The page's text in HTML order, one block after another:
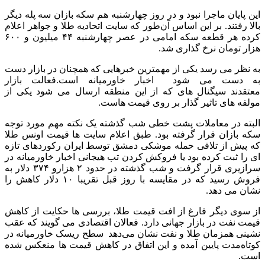
این پایان ماجرا نبود و در روز چهارشنبه هم سکه بازان سه پله دیگر
بالا رفتند. بر این اساس آن‌طور که سایت اتحادیه طلا و جواهر اعلام
کرده هر قطعه سکه امامی در عصر چهارشنبه ۴۴ میلیون و ۶۰۰
هزار تومان نرخ گذاری شد.
به نظر می رسد یکی از مهمترین خبرهایی که همچنان در بازار دست
به دست می شود اخبار خاورمیانه است.فعالت بازار
معتقدند سیگنال های که از این منطقه ارسال می شود یکی از
مولفه های تاثیر گذار بر روی قیمت هاست.
البته در معاملات پشت خطی شب گذشته یک نکته مهم مورد توجه
سکه بازان قرار گرفته بود. طبق اعلام سایت ها قیمت اونس طلا
که پیش از تلافی حمله موشکی دمشق توسط ایران رکوردهای تازه
ای را ثبت کرده بود‌ یا فروکش کردن تب هیجانی اخبار خاورمیانه در
سرازیری قرار گرفت ‌و شب گذشته در حدود ۲ هزارو ۳۷۴ دلار به
فروش رسید که در مقایسه با روز قبل تقریبا ۱۰ دلار کاهش را
نشان می دهد.
از سوی دیگر فارغ از افت قیمت طلا، بررسی ها حکایت از کاهش
قیمت نفت در بازار جهانی دارد. فعالان اقتصادی می گویند که عقب
نشینی همزمان طلا و نفت نشان می‌دهد سطح ریسک خاورمیانه در
کوتاه‌مدت پایین آمده و این اتفاق در کاهش قیمت ها منعکس شده
است.